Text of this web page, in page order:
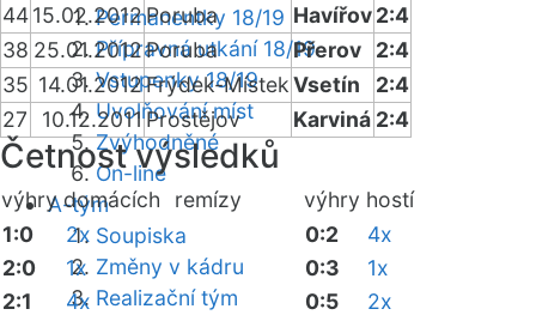
Permanentky 18/19
Přípravná utkání 18/19
Vstupenky 18/19
Uvolňování míst
Zvýhodněné
On-line
A-tým
Soupiska
Změny v kádru
Realizační tým
4415.02.2012Poruba Havířov2:4
38 25.01.2012Poruba Přerov
2:4
35 14.01.2012Frýdek-MístekVsetín
2:4
27
10.12.2011 Prostějov Karviná 2:4
Četnost výsledků
výhry domácích remízy výhry hostí
1:0
2x
2:0
1x
2:1
4x
0:2
4x
0:3
1x
0:5
2x